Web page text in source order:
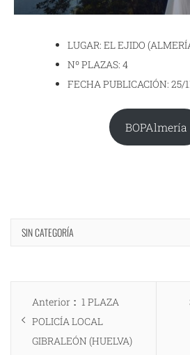
LUGAR: EL EJIDO
Nº PLAZAS: 4
FECHA PUBLICACIÓN: 25/
BOPAlmería
SIN CATEGORÍA
Navegación
de
entradas
Anterior
Entrada
anterior:
1 PLAZA
POLICÍA LOCAL
GIBRALEÓN (HUELVA)